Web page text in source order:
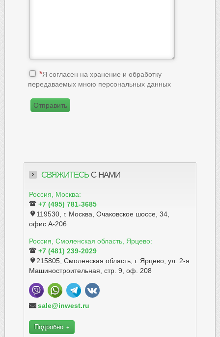
Я согласен на хранение и обработку
передаваемых мною персональных данных
Отправить
СВЯЖИТЕСЬС НАМИ
Россия, Москва:
+7 (495) 781-3685
119530, г. Москва, Очаковское шоссе, 34,
офис А-206
Россия, Смоленская область, Ярцево:
+7 (481) 239-2029
215805, Смоленская область, г. Ярцево, ул. 2-я
Машиностроительная, стр. 9, оф. 208
sale@inwest.ru
Подробно